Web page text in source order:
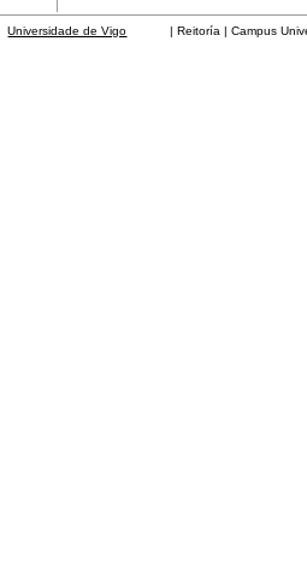
Universidade de Vigo | Reitoría | Campus